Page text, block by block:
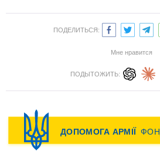
ПОДЕЛИТЬСЯ:
Мне нравится
ПОДЫТОЖИТЬ: